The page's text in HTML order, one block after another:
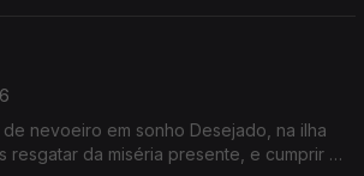
de nevoeiro em sonho Desejado, na ilha
resgatar da miséria presente, e cumprir a